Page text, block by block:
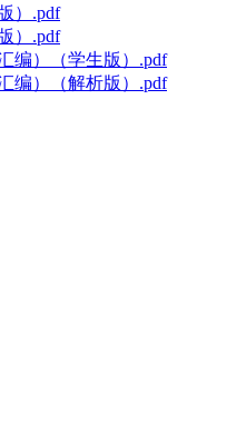
）.pdf
）.pdf
编）（学生版）.pdf
编）（解析版）.pdf